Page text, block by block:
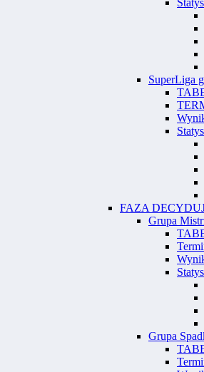
SuperLiga
FAZA
Grupa
Grupa